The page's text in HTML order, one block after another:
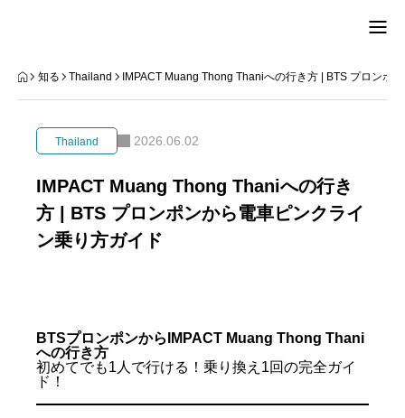
TOP
ひと
連絡
知る Thailand IMPACT Muang Thong Thaniへの行き方 | BTS プロンポ
Thailand 2026.06.02
IMPACT Muang Thong Thaniへの行き
方 | BTS プロンポンから電車ピンクライ
ン乗り方ガイド
BTSプロンポンからIMPACT Muang Thong Thani
への行き方
初めてでも1人で行ける！乗り換え1回の完全ガイ
ド！